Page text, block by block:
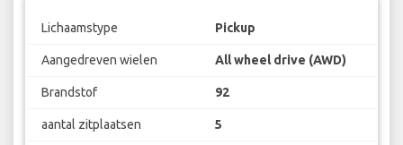
Lichaamstype Pickup
Aangedreven wielen All wheel drive (AWD)
Brandstof 92
aantal zitplaatsen 5